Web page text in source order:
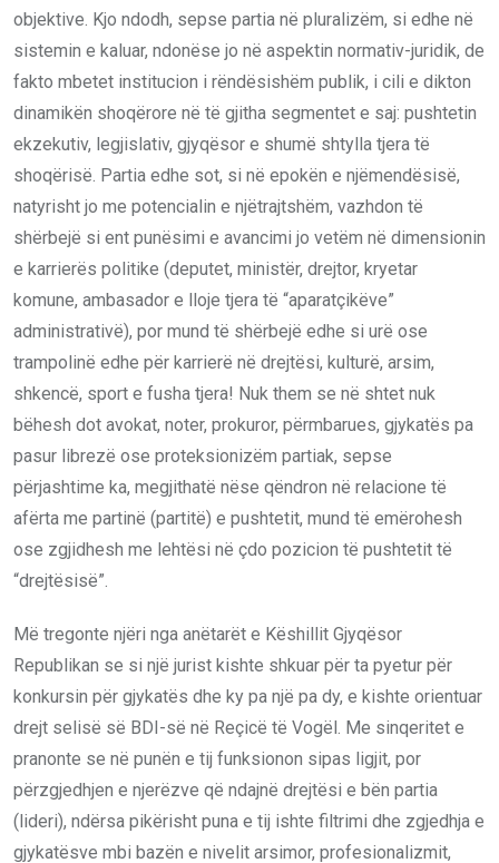
objektive. Kjo ndodh, sepse partia në pluralizëm, si edhe në
sistemin e kaluar, ndonëse jo në aspektin normativ-juridik, de
fakto mbetet institucion i rëndësishëm publik, i cili e dikton
dinamikën shoqërore në të gjitha segmentet e saj: pushtetin
ekzekutiv, legjislativ, gjyqësor e shumë shtylla tjera të
shoqërisë. Partia edhe sot, si në epokën e njëmendësisë,
natyrisht jo me potencialin e njëtrajtshëm, vazhdon të
shërbejë si ent punësimi e avancimi jo vetëm në dimensionin
e karrierës politike (deputet, ministër, drejtor, kryetar
komune, ambasador e lloje tjera të “aparatçikëve”
administrativë), por mund të shërbejë edhe si urë ose
trampolinë edhe për karrierë në drejtësi, kulturë, arsim,
shkencë, sport e fusha tjera! Nuk them se në shtet nuk
bëhesh dot avokat, noter, prokuror, përmbarues, gjykatës pa
pasur librezë ose proteksionizëm partiak, sepse
përjashtime ka, megjithatë nëse qëndron në relacione të
afërta me partinë (partitë) e pushtetit, mund të emërohesh
ose zgjidhesh me lehtësi në çdo pozicion të pushtetit të
“drejtësisë”.
Më tregonte njëri nga anëtarët e Këshillit Gjyqësor
Republikan se si një jurist kishte shkuar për ta pyetur për
konkursin për gjykatës dhe ky pa një pa dy, e kishte orientuar
drejt selisë së BDI-së në Reçicë të Vogël. Me sinqeritet e
pranonte se në punën e tij funksionon sipas ligjit, por
përzgjedhjen e njerëzve që ndajnë drejtësi e bën partia
(lideri), ndërsa pikërisht puna e tij ishte filtrimi dhe zgjedhja e
gjykatësve mbi bazën e nivelit arsimor, profesionalizmit,